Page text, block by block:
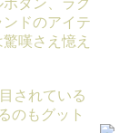
ドのアイテ
嘆さえ憶え
されている
のもグット